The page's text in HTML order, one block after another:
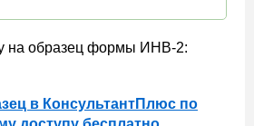
на образец формы ИНВ-2:
в КонсультантПлюс по